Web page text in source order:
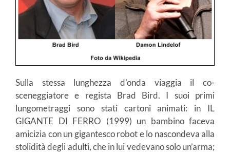
Sulla stessa lunghezza d’onda viaggia il co-
sceneggiatore e regista Brad Bird. I suoi primi
lungometraggi sono stati cartoni animati: in IL
GIGANTE DI FERRO (1999) un bambino faceva
amicizia con un gigantesco robot e lo nascondeva alla
stolidità degli adulti, che in lui vedevano solo un’arma;